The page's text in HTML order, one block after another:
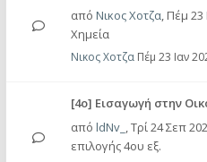
από Νικος Χοτζα, Πέμ 23
Χημεία
Νικος Χοτζα Πέμ 23 Ιαν
[4ο] Εισαγωγή στην
από ldNv_ ,Τρί 24 Σεπ
επιλογής 4ου εξ.